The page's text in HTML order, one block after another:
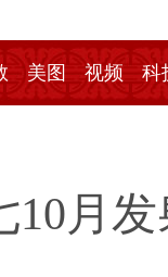
美图 视频 科
月